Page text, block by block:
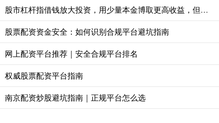
股市杠杆指借钱放大投资，用少量本金博取更高收益，但风险同步放大。
股票配资资金安全：如何识别合规平台避坑指南
网上配资平台推荐｜安全合规平台排名
权威股票配资平台指南
南京配资炒股避坑指南｜正规平台怎么选